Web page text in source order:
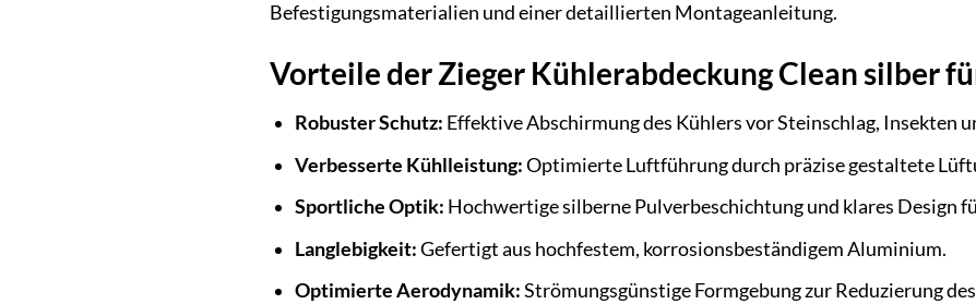
Befestigungsmaterialien und einer detaillierten Montageanleitung.
Vorteile der Zieger Kühlerabdeckung Clean silber
Robuster Schutz: Effektive Abschirmung des Kühlers vor Steinschlag, Insekten
Verbesserte Kühlleistung:Optimierte Luftführung durch präzise gestaltete
Sportliche Optik: Hochwertige silberne Pulverbeschichtung und klares Design
Langlebigkeit:Gefertigt aus hochfestem, korrosionsbeständigem Aluminium.
Optimierte Aerodynamik:Strömungsgünstige Formgebung zur Reduzierung